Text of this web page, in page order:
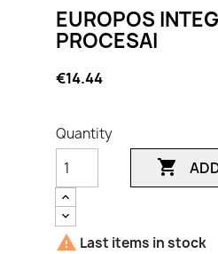
EUROPOS
PROCESAI
€14.44
Quantity

 Last items in stock